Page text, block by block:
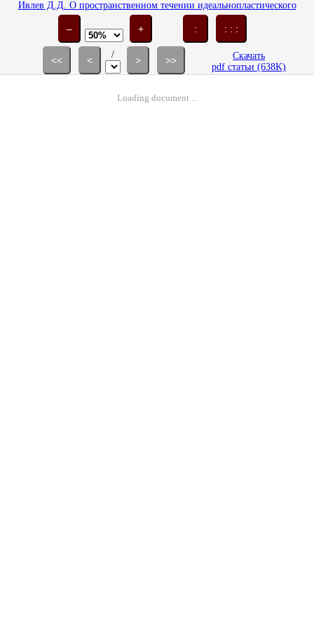
Ивлев Д.Д. О пространственном течении идеальнопластического
материала, сжатого шероховатыми плитами // Изв. АН. МТТ. 1998.
№ 1. С. 5-12.
– + : : : :
<< <
/
> >>
Скачать
pdf статьи (638K)
Loading document ...